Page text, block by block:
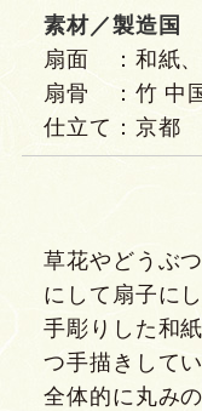
素材／製造国
扇面 ：和紙
扇骨 ：竹 中
仕立て：京都
草花やどうぶ
にして扇子に
手彫りした和
つ手描きしてい
全体的に丸み